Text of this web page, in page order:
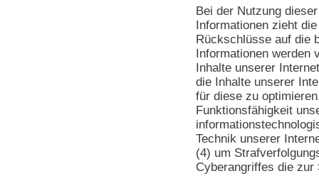
Bei der Nutzung
Informationen zieht
Rückschlüsse auf die
Informationen werden
Inhalte unserer
die Inhalte unserer
für diese zu
Funktionsfähigkeit
Technik unserer
(4) um
Cyberangriffes die zur